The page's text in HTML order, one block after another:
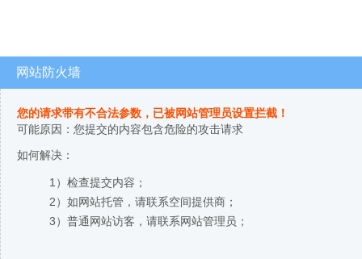
网站防火墙
您的请求带有不合法参数，已被网站管理员设置拦截！
可能原因：您提交的内容包含危险的攻击请求
如何解决：
1）检查提交内容；
2）如网站托管，请联系空间提供商；
3）普通网站访客，请联系网站管理员；